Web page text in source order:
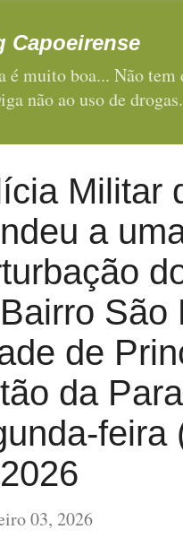
Capoeirense
é muito boa... Não
não ao uso de
Militar
a
São
de
da
feira
03, 2026